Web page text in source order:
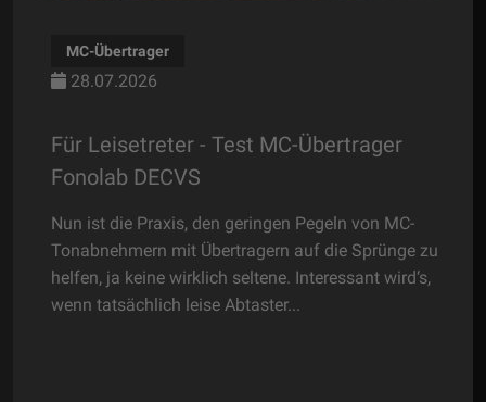
MC-Übertrager
28.07.2026
Für Leisetreter - Test MC-Übertrager
Fonolab DECVS
Nun ist die Praxis, den geringen Pegeln von MC-
Tonabnehmern mit Übertragern auf die Sprünge zu
helfen, ja keine wirklich seltene. Interessant wird‘s,
wenn tatsächlich leise Abtaster...